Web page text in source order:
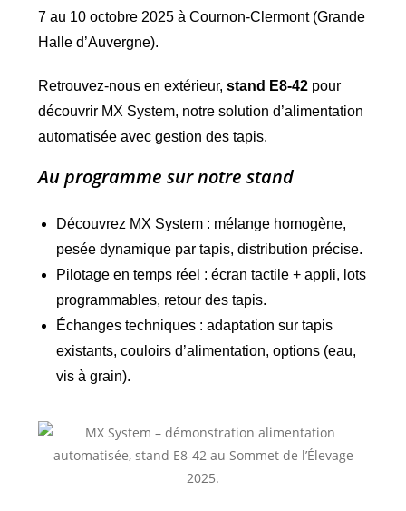
7 au 10 octobre 2025 à Cournon-Clermont (Grande
Halle d’Auvergne).
Retrouvez-nous en extérieur,stand E8-42 pour
découvrir MX System, notre solution d’alimentation
automatisée avec gestion des tapis.
Au programme sur notre stand
Découvrez MX System : mélange homogène,
pesée dynamique par tapis, distribution précise.
Pilotage en temps réel : écran tactile + appli, lots
programmables, retour des tapis.
Échanges techniques : adaptation sur tapis
existants, couloirs d’alimentation, options (eau,
vis à grain).